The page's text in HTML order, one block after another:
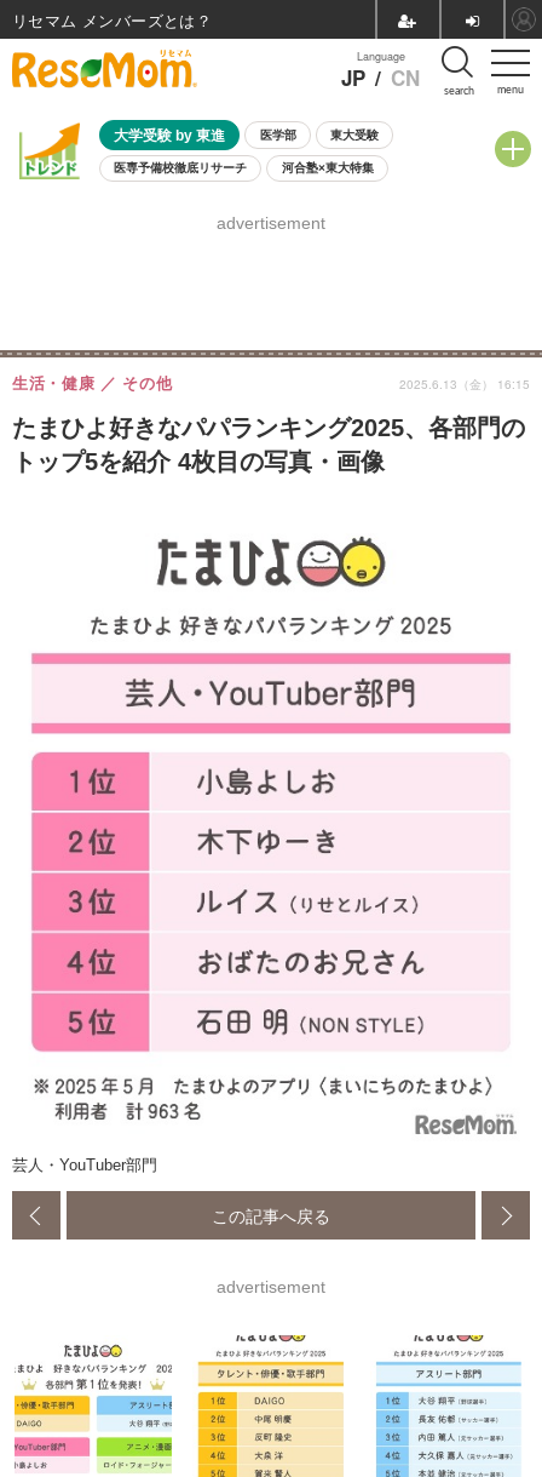
menu
Language
JP / CN search
大学受験 by 東進 医学部 東大受験
医専予備校徹底リサーチ 河合塾×東大特集
8月開催学校説明会・相談会
advertisement
たまひよ好きなパパランキング2025、各部門の
トップ5を紹介 4枚目の写真・画像
生活・健康 その他 2025.6.13（金） 16:15
芸人・YouTuber部門
この記事へ戻る
advertisement
リセマム メンバーズ